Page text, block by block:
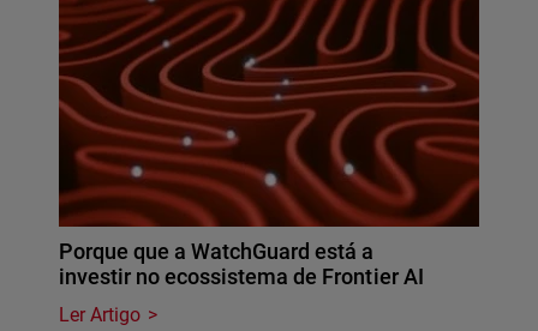
Porque que a WatchGuard está a
investir no ecossistema de Frontier AI
Ler Artigo